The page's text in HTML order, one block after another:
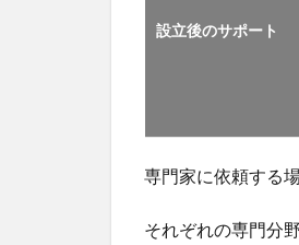
設立後のサポート
専門家に依頼する
それぞれの専門分